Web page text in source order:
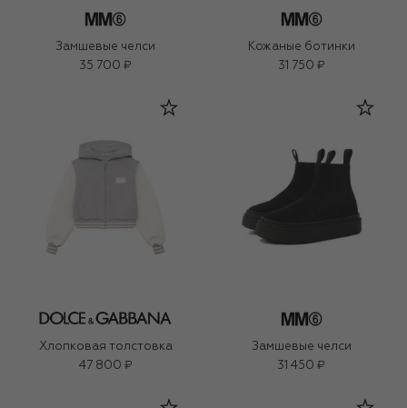
Замшевые челси
35 700 ₽
Кожаные ботинки
31 750 ₽
Хлопковая толстовка
47 800 ₽
Замшевые челси
31 450 ₽